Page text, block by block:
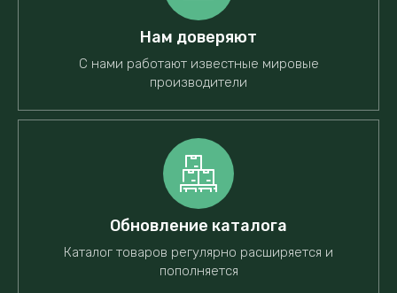
Нам доверяют
С нами работают известные мировые
производители
Обновление каталога
Каталог товаров регулярно расширяется и
пополняется